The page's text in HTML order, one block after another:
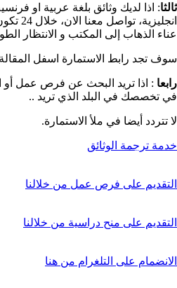
ثالثا: اذا لديك وثائق بلغة عربية او
عناء الذهاب إلى المكتب و الانتظار
سوف تجد رابط الاستمارة اسفل المقالة
رابعا : اذا تريد البحث عن فرص عمل أو
في تخصصك في البلد الذي تريد ..
لا تتردد أيضا في ملأ الاستمارة.
خدمة ترجمة الوثائق
التقديم على فرص عمل من خلالنا
التقديم على منح دراسية من خلالنا
الانضمام على التلغرام من هنا